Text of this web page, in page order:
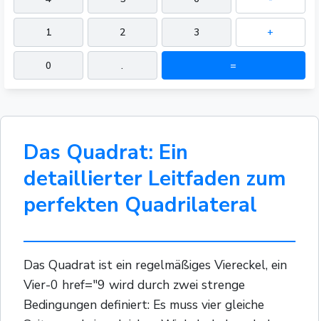
1 2 3 +
0 . =
Das Quadrat: Ein
detaillierter Leitfaden zum
perfekten Quadrilateral
Das Quadrat ist ein regelmäßiges Viereckel, ein
Vier-0 href="9 wird durch zwei strenge
Bedingungen definiert: Es muss vier gleiche